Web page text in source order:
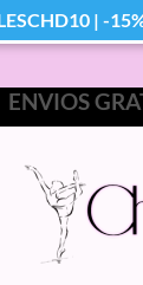
ENVIOS
| -